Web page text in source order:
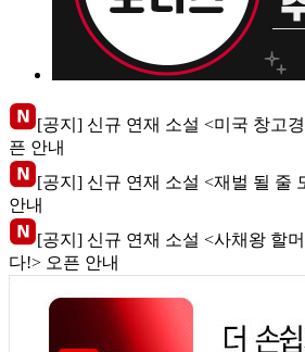
[공지] 신규 연재 소설 <미국 창고
픈 안내
[공지] 신규 연재 소설 <재벌 될 줄
안내
[공지] 신규 연재 소설 <사채왕 할
다!> 오픈 안내